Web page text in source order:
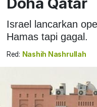
Israel lancarkan
Hamas tapi gagal.
Red: Nashih Nashrullah